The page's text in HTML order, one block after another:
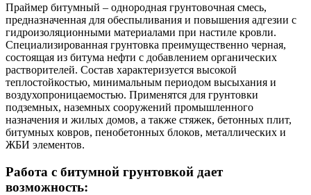
Праймер битумный – однородная грунтовочная смесь,
предназначенная для обеспыливания и повышения адгезии с
гидроизоляционными материалами при настиле кровли.
Специализированная грунтовка преимущественно черная,
состоящая из битума нефти с добавлением органических
растворителей. Состав характеризуется высокой
теплостойкостью, минимальным периодом высыхания и
воздухопроницаемостью. Применятся для грунтовки
подземных, наземных сооружений промышленного
назначения и жилых домов, а также стяжек, бетонных плит,
битумных ковров, пенобетонных блоков, металлических и
ЖБИ элементов.
Работа с битумной грунтовкой дает
возможность: